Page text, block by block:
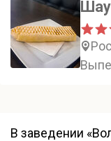
В заведении